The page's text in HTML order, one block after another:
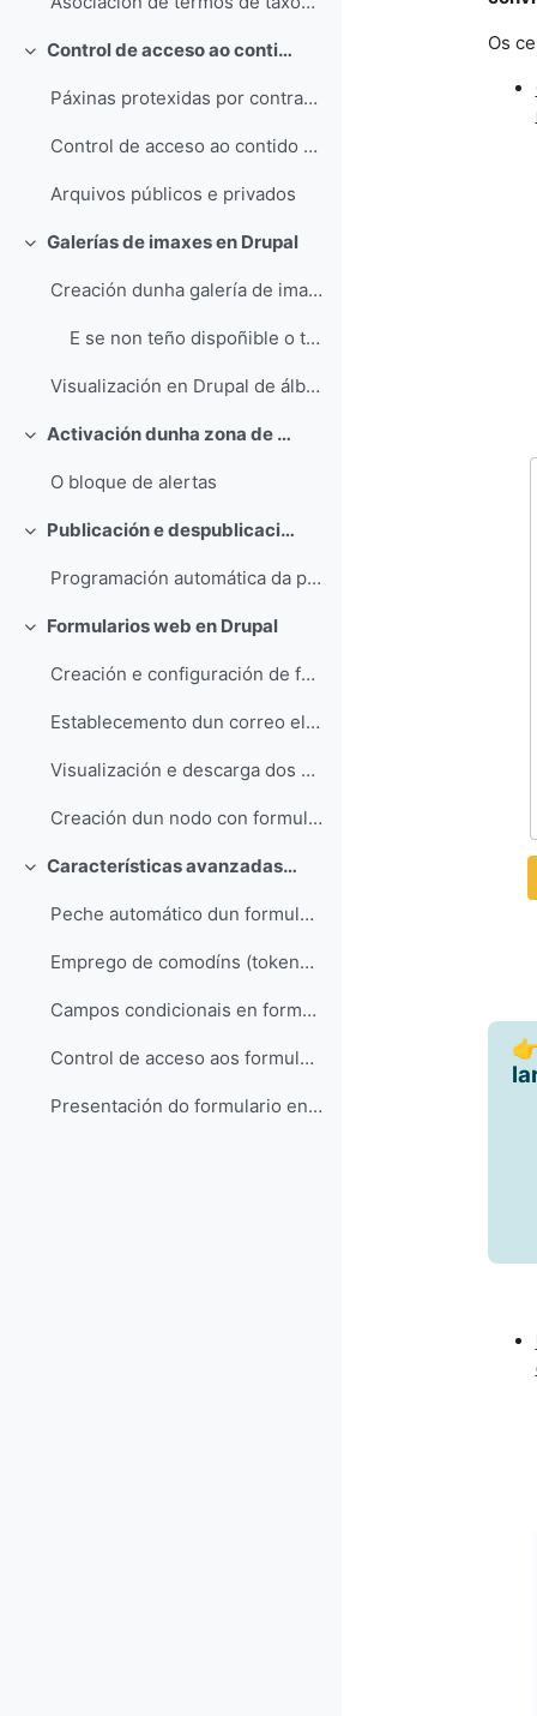
Collapse Control de acceso ao contido
Páxinas protexidas por contrasinal
Control de acceso ao contido por termos de taxonomía
Arquivos públicos e privados
Collapse
Galerías de imaxes en Drupal
Creación dunha galería de imaxes en Drupal
E se non teño dispoñible o tipo de contido Galería no meu sitio web?
Visualización en Drupal de álbumes creados en Coppermine
Collapse Activación dunha zona de alertas
O bloque de alertas
Collapse Publicación e despublicación programada de contidos
Programación automática da publicación/despublicación de contidos
Collapse
Formularios web en Drupal
Creación e configuración de formularios web
Establecemento dun correo electrónico para as notificacións dos envíos do formulario
Visualización e descarga dos envíos do formulario
Creación dun nodo con formulario web integrado
Collapse Características avanzadas dos formularios web
Peche automático dun formulario web ao acadar un determinado número de respostas
Emprego de comodíns (tokens) nos campos dun formulario web
Campos condicionais en formularios web
Control de acceso aos formularios web
Presentación do formulario en varias páxinas. Aliñamento dos campos
Os